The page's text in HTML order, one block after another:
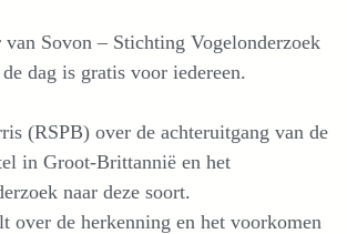
Sovon – Stichting Vogelonderzoek
dag is gratis voor iedereen.
(RSPB) over de achteruitgang van de
in Groot-Brittannië en het
naar deze soort.
over de herkenning en het voorkomen